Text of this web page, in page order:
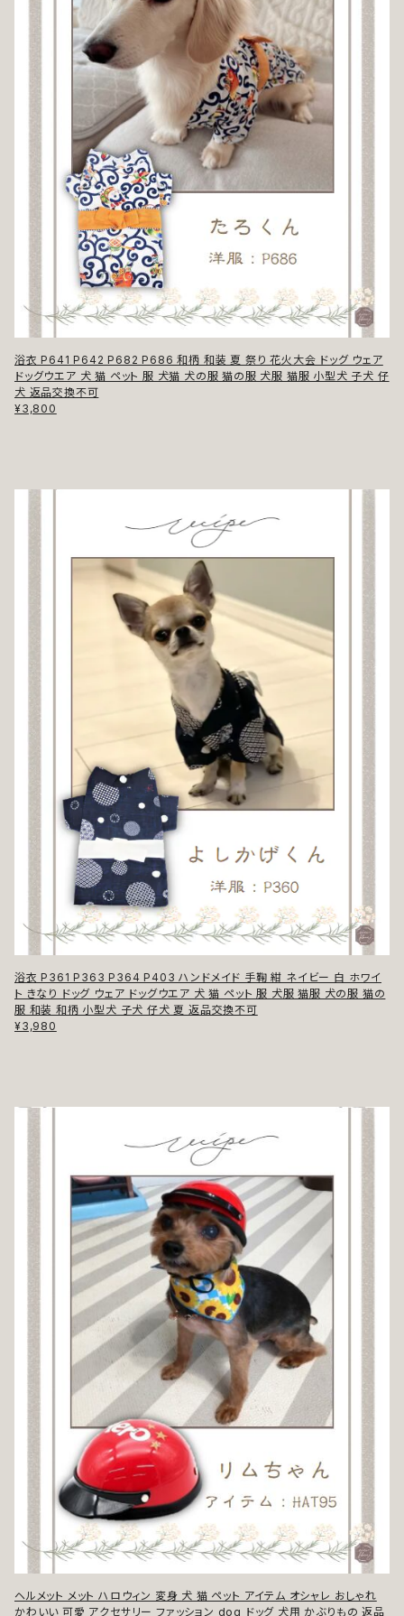
浴衣 P641 P642 P682 P686 和柄 和装 夏 祭り 花火大会 ドッグ ウェア
ドッグウエア 犬 猫 ペット 服 犬猫 犬の服 猫の服 犬服 猫服 小型犬 子犬 仔
犬 返品交換不可
¥3,800
浴衣 P361 P363 P364 P403 ハンドメイド 手鞠 紺 ネイビー 白 ホワイ
ト きなり ドッグ ウェア ドッグウエア 犬 猫 ペット 服 犬服 猫服 犬の服 猫の
服 和装 和柄 小型犬 子犬 仔犬 夏 返品交換不可
¥3,980
ヘルメット メット ハロウィン 変身 犬 猫 ペット アイテム オシャレ おしゃれ
かわいい 可愛 アクセサリー ファッション dog ドッグ 犬用 かぶりもの 返品